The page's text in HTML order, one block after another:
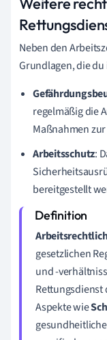
Neben den
Grundlagen, die
regelmäßig die
Maßnahmen
Arbeitsschutz:
bereitgestellt
gesetzlichen
und -
Rettungsdienst
Aspekte wie